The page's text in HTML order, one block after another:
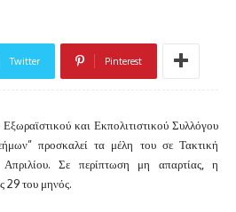
Twitter Pinterest
και Εκπολιτιστικού Συλλόγου
προσκαλεί τα μέλη του σε Τακτική
Σε περίπτωση μη απαρτίας, η
29 του μηνός.